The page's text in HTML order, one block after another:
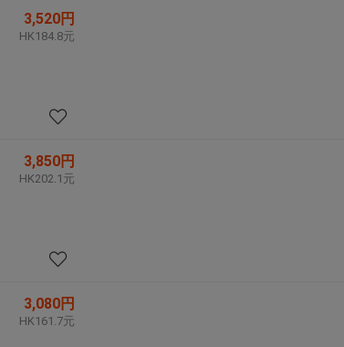
3,520円
HK184.8元
3,850円
HK202.1元
3,080円
HK161.7元